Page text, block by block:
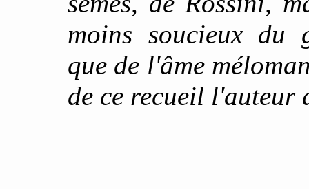
moins soucieux du
que de l'âme
de ce recueil l'auteur